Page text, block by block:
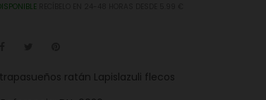
ratán Lapislazuli flecos